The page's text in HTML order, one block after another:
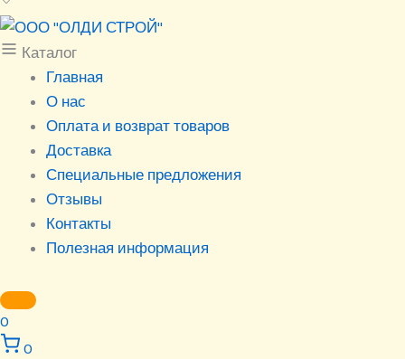
Каталог
Главная
О нас
Оплата и возврат товаров
Доставка
Специальные предложения
Отзывы
Контакты
Полезная информация
0
0